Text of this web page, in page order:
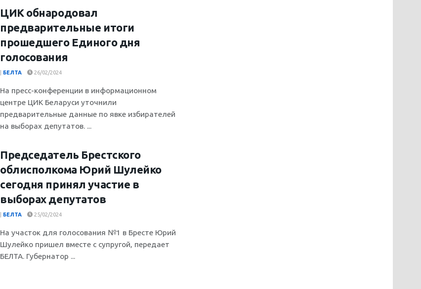
ЦИК обнародовал
предварительные итоги
прошедшего Единого дня
голосования
БЕЛТА 26/02/2024
На пресс-конференции в информационном
центре ЦИК Беларуси уточнили
предварительные данные по явке избирателей
на выборах депутатов. ...
Председатель Брестского
облисполкома Юрий Шулейко
сегодня принял участие в
выборах депутатов
БЕЛТА 25/02/2024
На участок для голосования №1 в Бресте Юрий
Шулейко пришел вместе с супругой, передает
БЕЛТА. Губернатор ...